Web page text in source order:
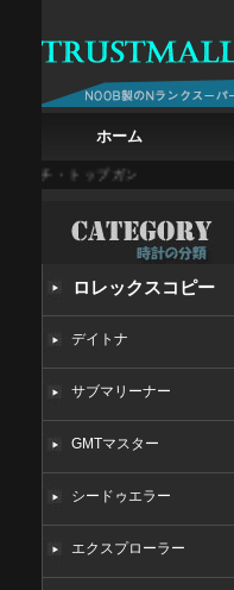
ホーム
・トップガン、戦闘機の鼓動を腕に
ロレックスコピー
デイトナ
サブマリーナー
GMTマスター
シードゥエラー
エクスプローラー